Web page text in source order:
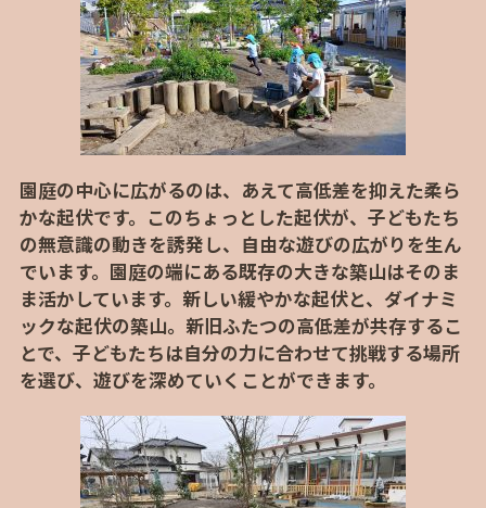
園庭の中心に広がるのは、あえて高低差を抑えた柔ら
かな起伏です。このちょっとした起伏が、子どもたち
の無意識の動きを誘発し、自由な遊びの広がりを生ん
でいます。園庭の端にある既存の大きな築山はそのま
ま活かしています。新しい緩やかな起伏と、ダイナミ
ックな起伏の築山。新旧ふたつの高低差が共存するこ
とで、子どもたちは自分の力に合わせて挑戦する場所
を選び、遊びを深めていくことができます。